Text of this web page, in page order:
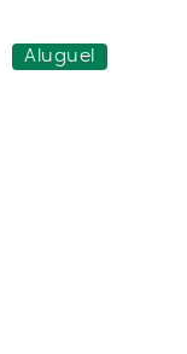
Aluguel